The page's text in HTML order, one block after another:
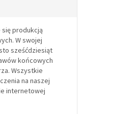
się produkcją
W swojej
sześćdziesiąt
końcowych
Wszystkie
na naszej
internetowej